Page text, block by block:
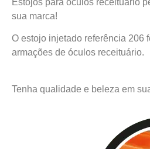
Estojos para óculos receituário
sua marca!
O estojo injetado referência 206
armações de óculos receituário.
Tenha qualidade e beleza em